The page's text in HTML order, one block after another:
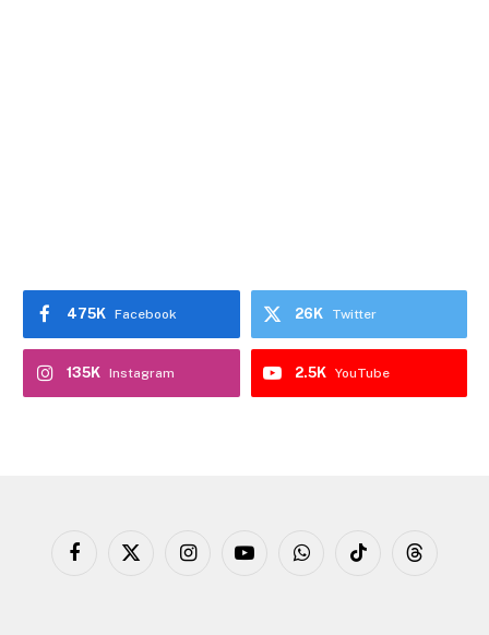
Facebook
475K Twitter
26K
Instagram
135K YouTube
2.5K
Facebook
X
InstagramYouTubeWhatsAppTikTok Threads